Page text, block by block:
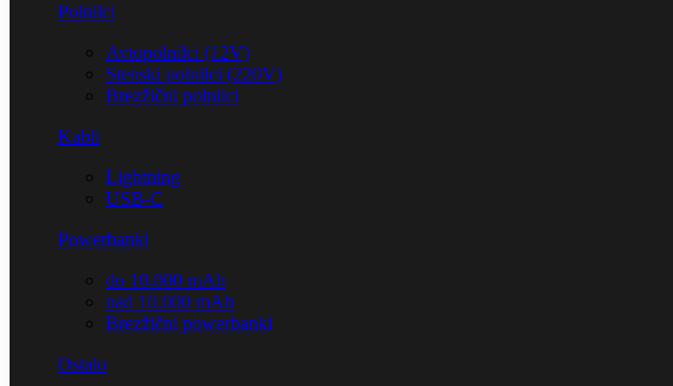
Polnilci
Avtopolnilci (12V)
Stenski polnilci (220V)
Brezžični polnilci
Kabli
Lightning
USB-C
Powerbanki
do 10.000 mAh
nad 10.000 mAh
Brezžični powerbanki
Ostalo